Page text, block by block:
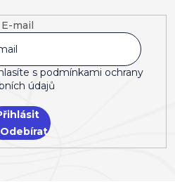
E-mail
s podmínkami ochrany
údajů